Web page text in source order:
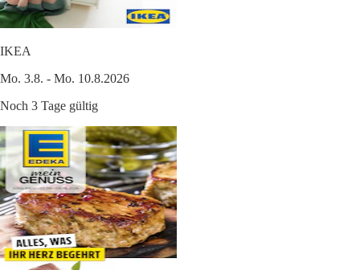
IKEA
Mo. 3.8. - Mo. 10.8.2026
Noch 3 Tage gültig